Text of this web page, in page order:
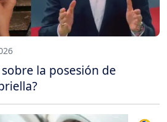
la posesión de